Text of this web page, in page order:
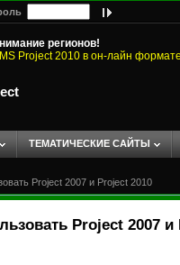
регионов!
Project 2010 в он-лайн
ТЕМАТИЧЕСКИЕ САЙТЫ
Project 2007 и Project 2010
Project 2007 и